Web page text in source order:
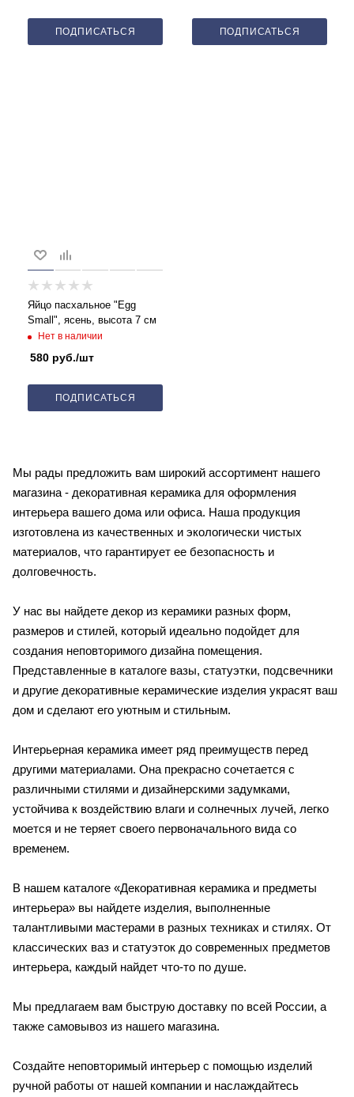
ПОДПИСАТЬСЯ ПОДПИСАТЬСЯ
Яйцо пасхальное "Egg
Small", ясень, высота 7 см
Нет в наличии
580 руб./шт
ПОДПИСАТЬСЯ
Мы рады предложить вам широкий ассортимент нашего
магазина - декоративная керамика для оформления
интерьера вашего дома или офиса. Наша продукция
изготовлена из качественных и экологически чистых
материалов, что гарантирует ее безопасность и
долговечность.
У нас вы найдете декор из керамики разных форм,
размеров и стилей, который идеально подойдет для
создания неповторимого дизайна помещения.
Представленные в каталоге вазы, статуэтки, подсвечники
и другие декоративные керамические изделия украсят ваш
дом и сделают его уютным и стильным.
Интерьерная керамика имеет ряд преимуществ перед
другими материалами. Она прекрасно сочетается с
различными стилями и дизайнерскими задумками,
устойчива к воздействию влаги и солнечных лучей, легко
моется и не теряет своего первоначального вида со
временем.
В нашем каталоге «Декоративная керамика и предметы
интерьера» вы найдете изделия, выполненные
талантливыми мастерами в разных техниках и стилях. От
классических ваз и статуэток до современных предметов
интерьера, каждый найдет что-то по душе.
Мы предлагаем вам быструю доставку по всей России, а
также самовывоз из нашего магазина.
Создайте неповторимый интерьер с помощью изделий
ручной работы от нашей компании и наслаждайтесь